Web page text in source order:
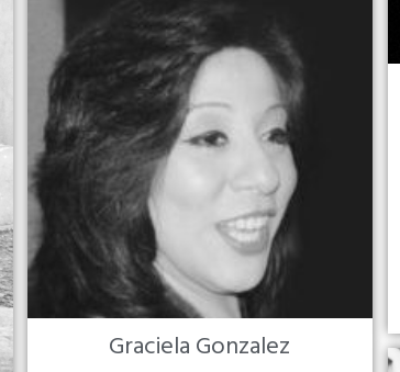
Graciela Gonzalez